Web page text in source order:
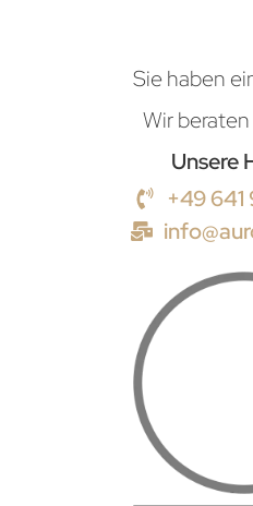
Sie haben
Wir
Unsere
+49 641